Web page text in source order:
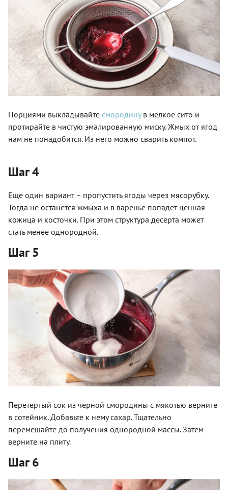
Порциями выкладывайте смородинув мелкое сито и
протирайте в чистую эмалированную миску. Жмых от ягод
нам не понадобится. Из него можно сварить компот.
Шаг 4
Еще один вариант – пропустить ягоды через мясорубку.
Тогда не останется жмыха и в варенье попадет ценная
кожица и косточки. При этом структура десерта может
стать менее однородной.
Шаг 5
Перетертый сок из черной смородины с мякотью верните
в сотейник. Добавьте к нему сахар. Тщательно
перемешайте до получения однородной массы. Затем
верните на плиту.
Шаг 6